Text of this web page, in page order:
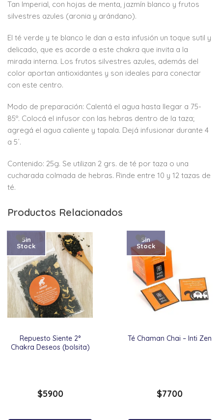
Tan Imperial, con hojas de menta, jazmín blanco y frutos
silvestres azules (aronia y arándano).
El té verde y te blanco le dan a esta infusión un toque sutil y
delicado, que es acorde a este chakra que invita a la
mirada interna. Los frutos silvestres azules, además del
color aportan antioxidantes y son ideales para conectar
con este centro.
Modo de preparación: Calentá el agua hasta llegar a 75-
85º. Colocá el infusor con las hebras dentro de la taza;
agregá el agua caliente y tapala. Dejá infusionar durante 4
a 5´.
Contenido: 25g. Se utilizan 2 grs. de té por taza o una
cucharada colmada de hebras. Rinde entre 10 y 12 tazas de
té.
Productos Relacionados
Repuesto Siente 2°
Chakra Deseos (bolsita)
Sin
Stock
$5900
Té Chaman Chai – Inti Zen
Sin
Stock
$7700